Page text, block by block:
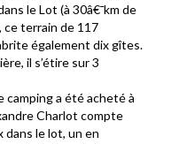
le Lot (à 30â€¯km de
ce terrain de 117
également dix gîtes.
il s’étire sur 3
a été acheté à
Charlot compte
dans le lot, un en